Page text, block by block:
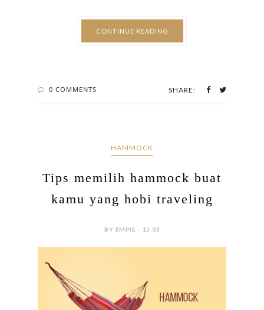
CONTINUE READING
0 COMMENTS SHARE:
HAMMOCK
Tips memilih hammock buat
kamu yang hobi traveling
BY EMPIE - 15:03